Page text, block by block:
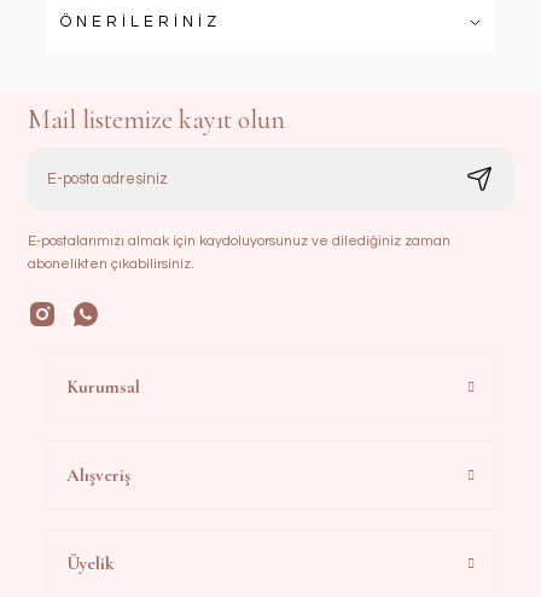
ÖNERİLERİNİZ
Mail listemize kayıt olun
E-postalarımızı almak için kaydoluyorsunuz ve dilediğiniz zaman
abonelikten çıkabilirsiniz.
Kurumsal
Alışveriş
Üyelik